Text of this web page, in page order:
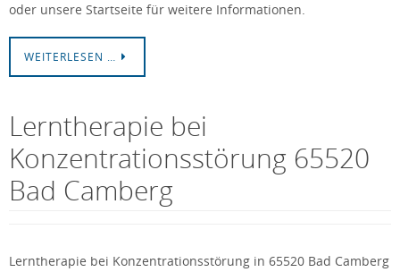
oder unsere Startseite für weitere Informationen.
WEITERLESEN …
Lerntherapie bei
Konzentrationsstörung 65520
Bad Camberg
Lerntherapie bei Konzentrationsstörung in 65520 Bad Camberg